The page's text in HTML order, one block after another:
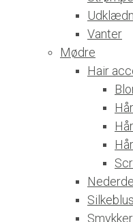
Vanter
Mødre
Hair
Smykker